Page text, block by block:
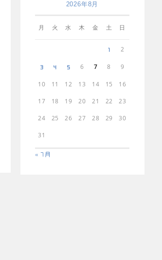
2026年8月
月 火 水 木 金 土 日
1 2
3 4 5 6 7 8 9
10 11 12 13 14 15 16
17 18 19 20 21 22 23
24 25 26 27 28 29 30
31
« 7月